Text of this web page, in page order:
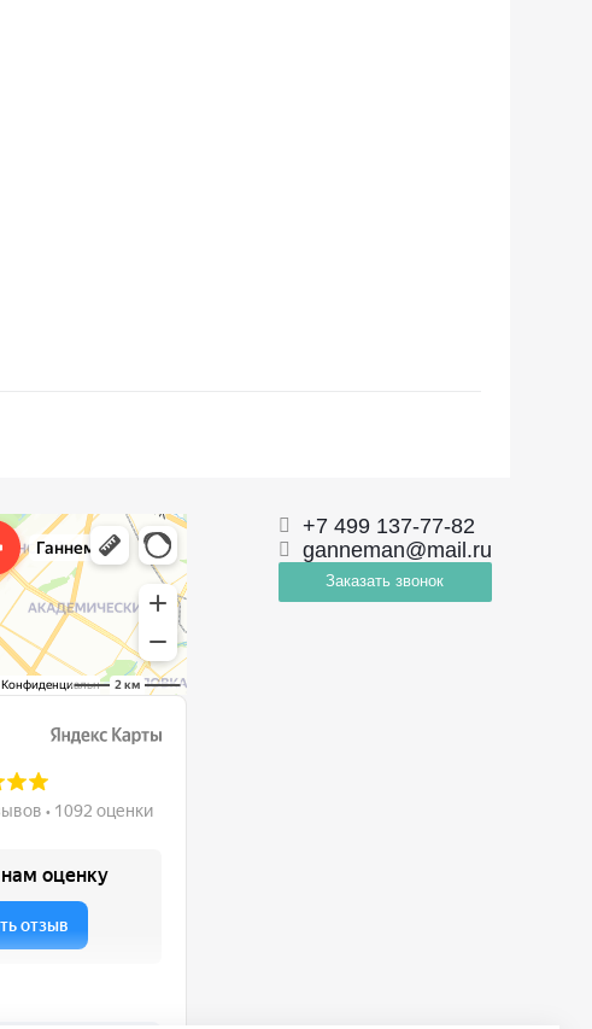
+7 499 137-77-82
ganneman@mail.ru
Заказать звонок